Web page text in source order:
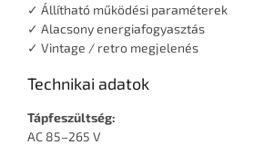
✓ Állítható működési paraméterek
✓ Alacsony energiafogyasztás
✓ Vintage / retro megjelenés
Technikai adatok
Tápfeszültség:
AC 85–265 V